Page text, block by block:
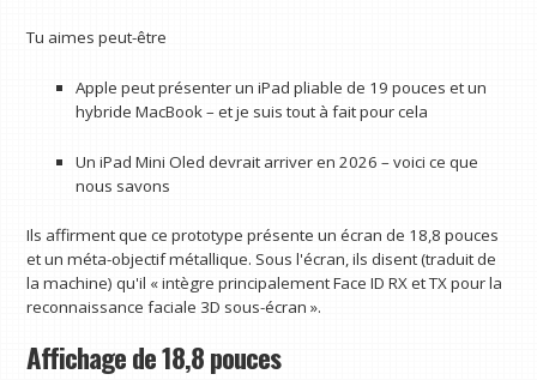
Tu aimes peut-être
Apple peut présenter un iPad pliable de 19 pouces et un
hybride MacBook – et je suis tout à fait pour cela
Un iPad Mini Oled devrait arriver en 2026 – voici ce que
nous savons
Ils affirment que ce prototype présente un écran de 18,8 pouces
et un méta-objectif métallique. Sous l'écran, ils disent (traduit de
la machine) qu'il « intègre principalement Face ID RX et TX pour la
reconnaissance faciale 3D sous-écran ».
Affichage de 18,8 pouces